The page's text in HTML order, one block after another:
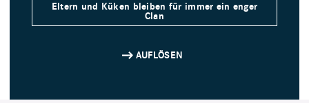
Eltern und Küken bleiben für immer ein enger
Clan